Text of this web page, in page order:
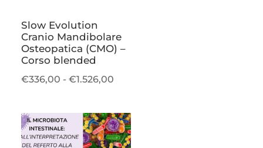
Slow Evolution
Cranio Mandibolare
Osteopatica (CMO) –
Corso blended
€336,00 - €1.526,00
da
€336,00